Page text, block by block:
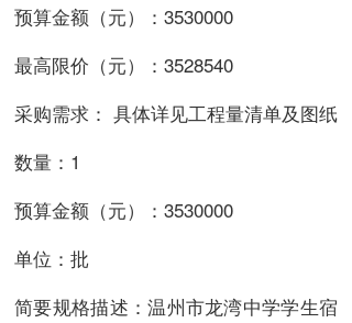
预算金额（元）：3530000
最高限价（元）：3528540
采购需求： 具体详见工程量清单及图纸
数量：1
预算金额（元）：3530000
单位：批
简要规格描述：温州市龙湾中学学生宿